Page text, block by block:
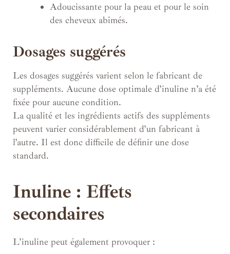
Adoucissante pour la peau et pour le soin
des cheveux abîmés.
Dosages suggérés
Les dosages suggérés varient selon le fabricant de
suppléments. Aucune dose optimale d’inuline n’a été
fixée pour aucune condition.
La qualité et les ingrédients actifs des suppléments
peuvent varier considérablement d’un fabricant à
l’autre. Il est donc difficile de définir une dose
standard.
Inuline : Effets
secondaires
L’inuline peut également provoquer :